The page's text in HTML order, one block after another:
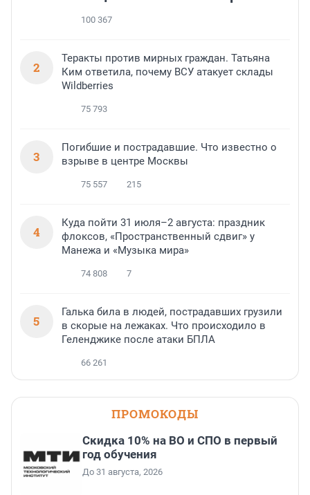
100 367
2
Теракты против мирных граждан. Татьяна
Ким ответила, почему ВСУ атакует склады
Wildberries
75 793
3
Погибшие и пострадавшие. Что известно о
взрыве в центре Москвы
75 557 215
4
Куда пойти 31 июля–2 августа: праздник
флоксов, «Пространственный сдвиг» у
Манежа и «Музыка мира»
74 808 7
5
Галька била в людей, пострадавших грузили
в скорые на лежаках. Что происходило в
Геленджике после атаки БПЛА
66 261
ПРОМОКОДЫ
Скидка 10% на ВО и СПО в первый
год обучения
До 31 августа, 2026